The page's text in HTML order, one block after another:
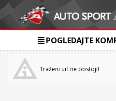
POGLEDAJTE
Traženi url ne postoji!